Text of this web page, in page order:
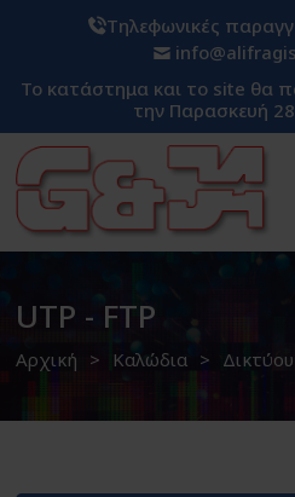
Το κατάστημα και το site θα
την Παρασκευή
Τηλεφωνικές
UTP - FTP
Αρχική Καλώδια Δικτύου